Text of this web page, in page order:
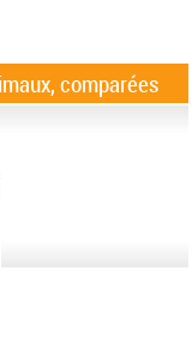
comparées